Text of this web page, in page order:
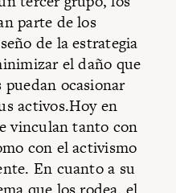
parte de los
de la estrategia
el daño que
puedan ocasionar
activos.Hoy en
vinculan tanto con
con el activismo
En cuanto a su